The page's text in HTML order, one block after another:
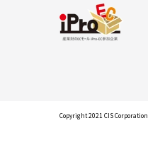
Copyright 2021 CIS Corporation